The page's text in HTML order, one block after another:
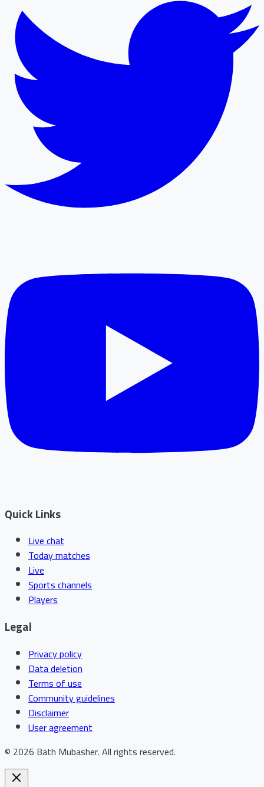
Quick Links
Live chat
Today matches
Live
Sports channels
Players
Legal
Privacy policy
Data deletion
Terms of use
Community guidelines
Disclaimer
User agreement
© 2026 Bath Mubasher.All rights reserved.